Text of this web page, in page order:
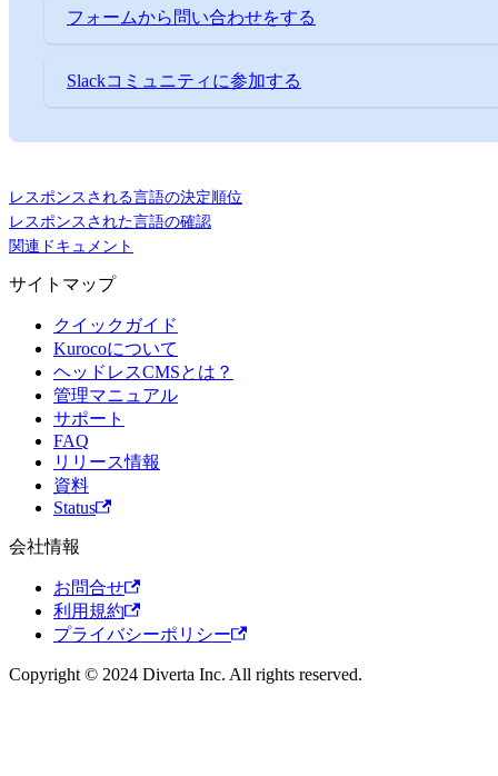
フォームから問い合わせをする
Slackコミュニティに参加する
レスポンスされる言語の決定順位
レスポンスされた言語の確認
関連ドキュメント
サイトマップ
クイックガイド
Kurocoについて
ヘッドレスCMSとは？
管理マニュアル
サポート
FAQ
リリース情報
資料
Status
会社情報
お問合せ
利用規約
プライバシーポリシー
Copyright © 2024 Diverta Inc. All rights reserved.